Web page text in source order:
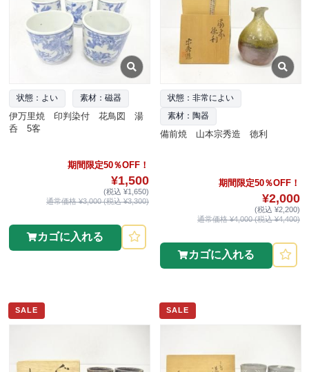
状態：よい 素材：磁器
伊万里焼 印判染付 花鳥図 湯
呑 5客
期間限定50％OFF！
¥1,500
(税込 ¥1,650)
通常価格 ¥3,000 (税込 ¥3,300)
カゴに入れる
状態：非常によい
素材：陶器
備前焼 山本宗秀造 徳利
期間限定50％OFF！
¥2,000
(税込 ¥2,200)
通常価格 ¥4,000 (税込 ¥4,400)
カゴに入れる
SALE SALE